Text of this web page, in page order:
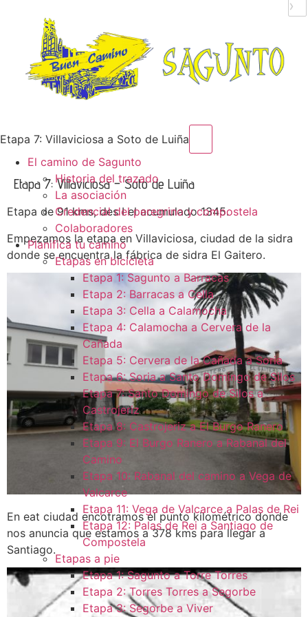
Etapa 7: Villaviciosa a Soto de Luiña
El camino de Sagunto
Historia del trazado
La asociación
Credencial del peregrino y compostela
Colaboradores
Planifica tu camino
Etapas en bicicleta
Etapa 1: Sagunto a Barracas
Etapa 2: Barracas a Cella
Etapa 3: Cella a Calamocha
Etapa 4: Calamocha a Cervera de la
Cañada
Etapa 5: Cervera de la Cañada a Soria
Etapa 6: Soria a Santo Domingo de Silos
Etapa 7: Santo Domingo de Silos a
Castrojeriz
Etapa 8: Castrojeriz a El Burgo Ranero
Etapa 9: El Burgo Ranero a Rabanal del
Camino
Etapa 10: Rabanal del camino a Vega de
Valcarce
Etapa 11: Vega de Valcarce a Palas de Rei
Etapa 12: Palas de Rei a Santiago de
Compostela
Etapas a pie
Etapa 1: Sagunto a Torre Torres
Etapa 2: Torres Torres a Segorbe
Etapa 3: Segorbe a Viver
Etapa 7: Villaviciosa – Soto de Luiña
Etapa de 91 kms, des I el acumulado 1345.
Empezamos la etapa en Villaviciosa, ciudad de la sidra
donde se encuentra la fábrica de sidra El Gaitero.
En eat ciudad encotramos el punto kilométrico donde
nos anuncia que estamos a 378 kms para llegar a
Santiago.
›